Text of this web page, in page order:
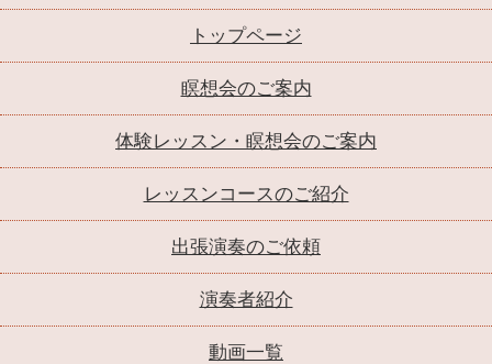
トップページ
瞑想会のご案内
体験レッスン・瞑想会のご案内
レッスンコースのご紹介
出張演奏のご依頼
演奏者紹介
動画一覧